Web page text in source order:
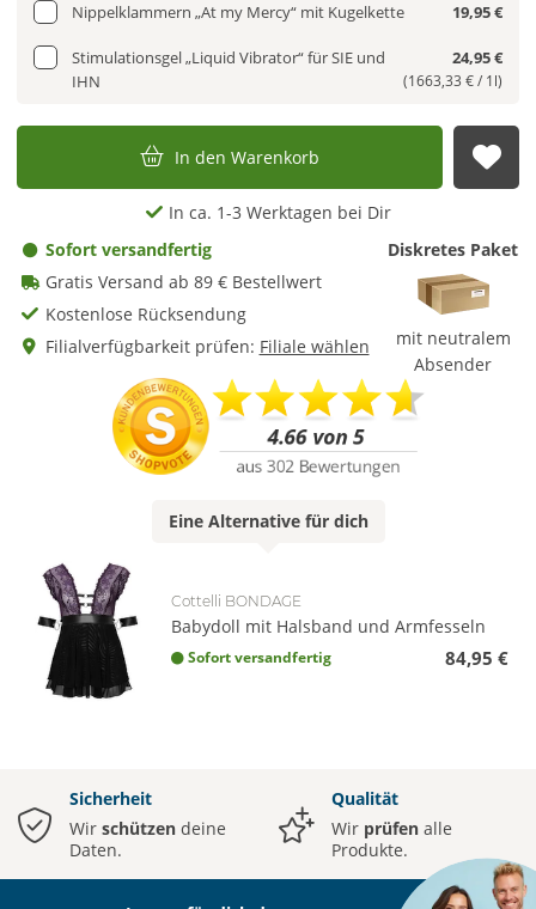
Nippelklammern „At my Mercy“ mit Kugelkette 19,95 €
Stimulationsgel „Liquid Vibrator“ für SIE und
IHN
24,95 €
(1663,33 € / 1l)
In den Warenkorb
In ca. 1-3 Werktagen bei Dir
Sofort versandfertig
Gratis Versand ab 89 € Bestellwert
Kostenlose Rücksendung
Filialverfügbarkeit prüfen: Filiale wählen
Diskretes Paket
mit neutralem
Absender
Eine Alternativefür dich
Cottelli BONDAGE
Babydoll mit Halsband und Armfesseln
Sofort versandfertig 84,95 €
Sicherheit
Wir schützen deine
Daten.
Qualität
Wir prüfen alle
Produkte.